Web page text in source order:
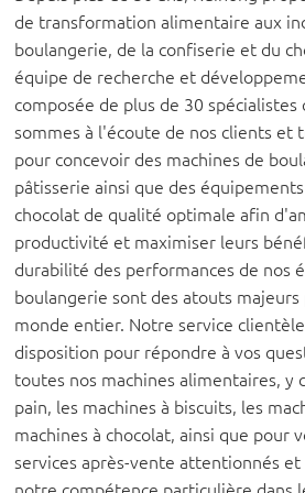
de transformation alimentaire aux
boulangerie, de la confiserie et du
équipe de recherche et
composée de plus de 30 spécialistes
sommes à l'écoute de nos clients et
pour concevoir des machines de
pâtisserie ainsi que des
chocolat de qualité optimale afin
productivité et maximiser leurs
durabilité des performances de nos
boulangerie sont des atouts majeurs
monde entier. Notre service
disposition pour répondre à vos
toutes nos machines alimentaires, y
pain, les machines à biscuits, les
machines à chocolat, ainsi que pour
services après-vente attentionnés et